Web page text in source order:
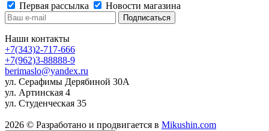
Первая рассылка
Новости магазина
Наши контакты
+7(343)2-717-666
+7(962)3-88888-9
berimaslo@yandex.ru
ул. Серафимы Дерябиной 30А
ул. Артинская 4
ул. Студенческая 35
2026 © Разработано и продвигается в Mikushin.com